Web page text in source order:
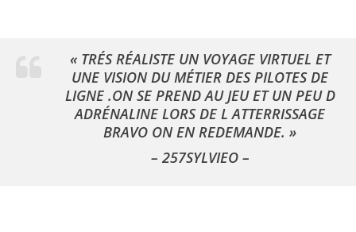
« TRÉS RÉALISTE UN VOYAGE VIRTUEL ET
UNE VISION DU MÉTIER DES PILOTES DE
LIGNE .ON SE PREND AU JEU ET UN PEU D
ADRÉNALINE LORS DE L ATTERRISSAGE
BRAVO ON EN REDEMANDE. »
– 257SYLVIEO –